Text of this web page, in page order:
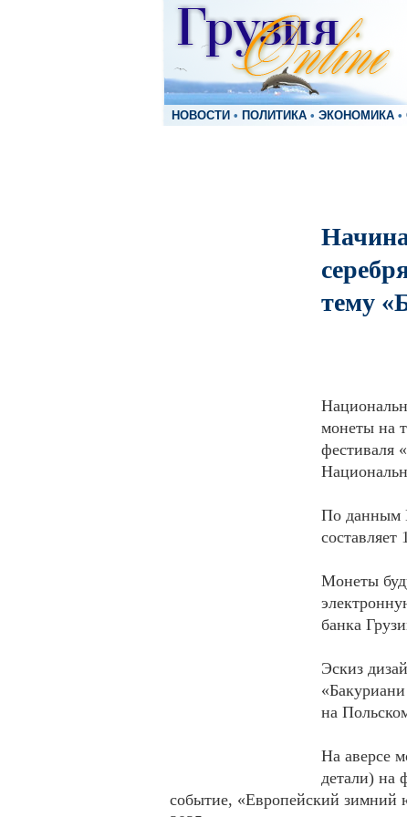
НОВОСТИ • ПОЛИТИКА • ЭКОНОМИКА •
тему
монеты на
фестиваля
По данным
составляет
Монеты
банка
Эскиз
на
На аверсе
детали) на
событие, «Европейский зимний